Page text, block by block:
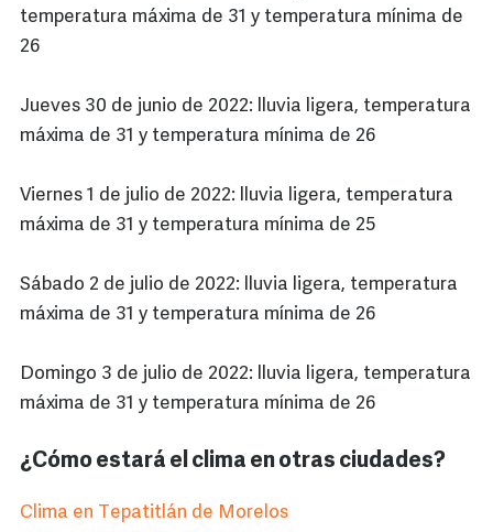
temperatura máxima de 31 y temperatura mínima de
26
Jueves 30 de junio de 2022: lluvia ligera, temperatura
máxima de 31 y temperatura mínima de 26
Viernes 1 de julio de 2022: lluvia ligera, temperatura
máxima de 31 y temperatura mínima de 25
Sábado 2 de julio de 2022: lluvia ligera, temperatura
máxima de 31 y temperatura mínima de 26
Domingo 3 de julio de 2022: lluvia ligera, temperatura
máxima de 31 y temperatura mínima de 26
¿Cómo estará el clima en otras ciudades?
Clima en Tepatitlán de Morelos